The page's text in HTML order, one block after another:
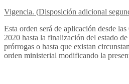
Vigencia. (Disposición adicional
Esta orden será de aplicación desde
2020 hasta la finalización del estado
prórrogas o hasta que existan
orden ministerial modificando la